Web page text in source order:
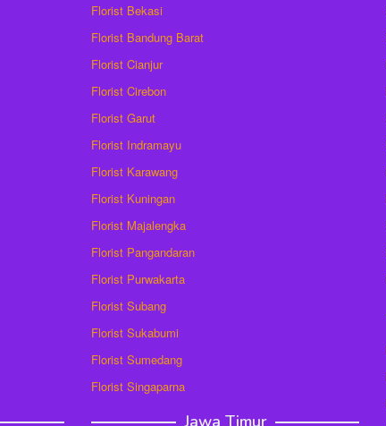
Florist Bekasi
Florist Bandung Barat
Florist Cianjur
Florist Cirebon
Florist Garut
Florist Indramayu
Florist Karawang
Florist Kuningan
Florist Majalengka
Florist Pangandaran
Florist Purwakarta
Florist Subang
Florist Sukabumi
Florist Sumedang
Florist Singaparna
Jawa Timur